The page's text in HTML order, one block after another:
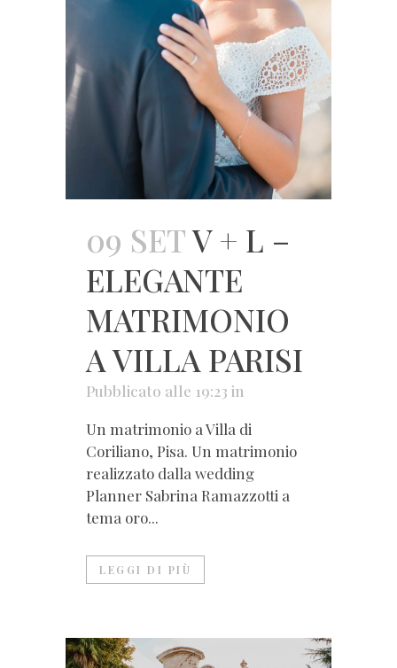
09 SETV + L –
ELEGANTE
MATRIMONIO
A VILLA PARISI
Pubblicato alle 19:23 in
Un matrimonio a Villa di
Coriliano, Pisa. Un matrimonio
realizzato dalla wedding
Planner Sabrina Ramazzotti a
tema oro...
LEGGI DI PIÙ